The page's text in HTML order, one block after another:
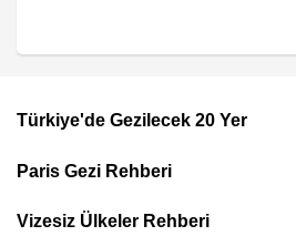
Footer
Top
Menu
Türkiye'de Gezilecek 20 Yer
Paris Gezi Rehberi
Vizesiz Ülkeler Rehberi